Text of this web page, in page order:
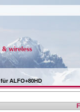
für ALFO+80HD